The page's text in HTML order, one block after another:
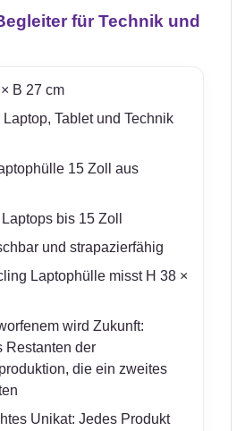
für Technik und
B 27 cm
Tablet und Technik
15 Zoll aus
bis 15 Zoll
und strapazierfähig
Laptophülle misst H 38 ×
wird Zukunft:
Restanten der
die ein zweites
Unikat: Jedes Produkt